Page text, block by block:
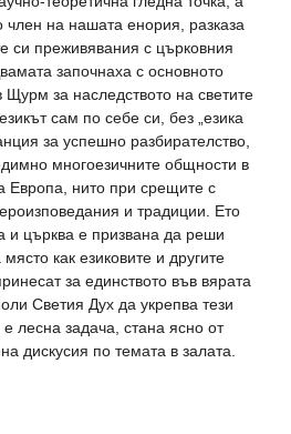
член на нашата енория, разказа
си преживявания с църковния
започнаха с основното
за наследството на светите
сам по себе си, без „езика
за успешно разбирателство,
многоезичните общности в
Европа, нито при срещите с
и традиции. Ето
и църква е призвана да реши
как езиковите и другите
за единството във вярата
Светия Дух да укрепва тези
лесна задача, стана ясно от
дискусия по темата в залата.